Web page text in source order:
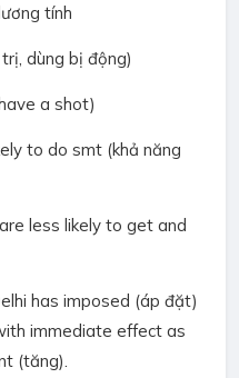
tính
dùng bị động)
a shot)
to do smt (khả năng
less likely to get and
has imposed (áp đặt)
immediate effect as
(tăng).